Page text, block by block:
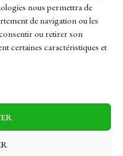
nous permettra de
de navigation ou les
ou retirer son
certaines caractéristiques et
Politics
Sports Travel